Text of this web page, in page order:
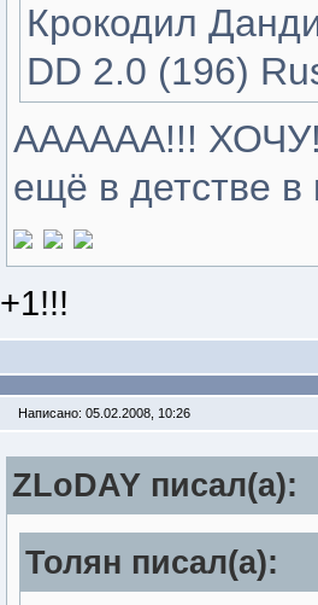
Крокодил
DD 2.0 (196)
АААААА!!!
ещё в детстве в
+1!!!
Написано: 05.02.2008, 10:26
ZLoDAY писал(a):
Толян писал(a):